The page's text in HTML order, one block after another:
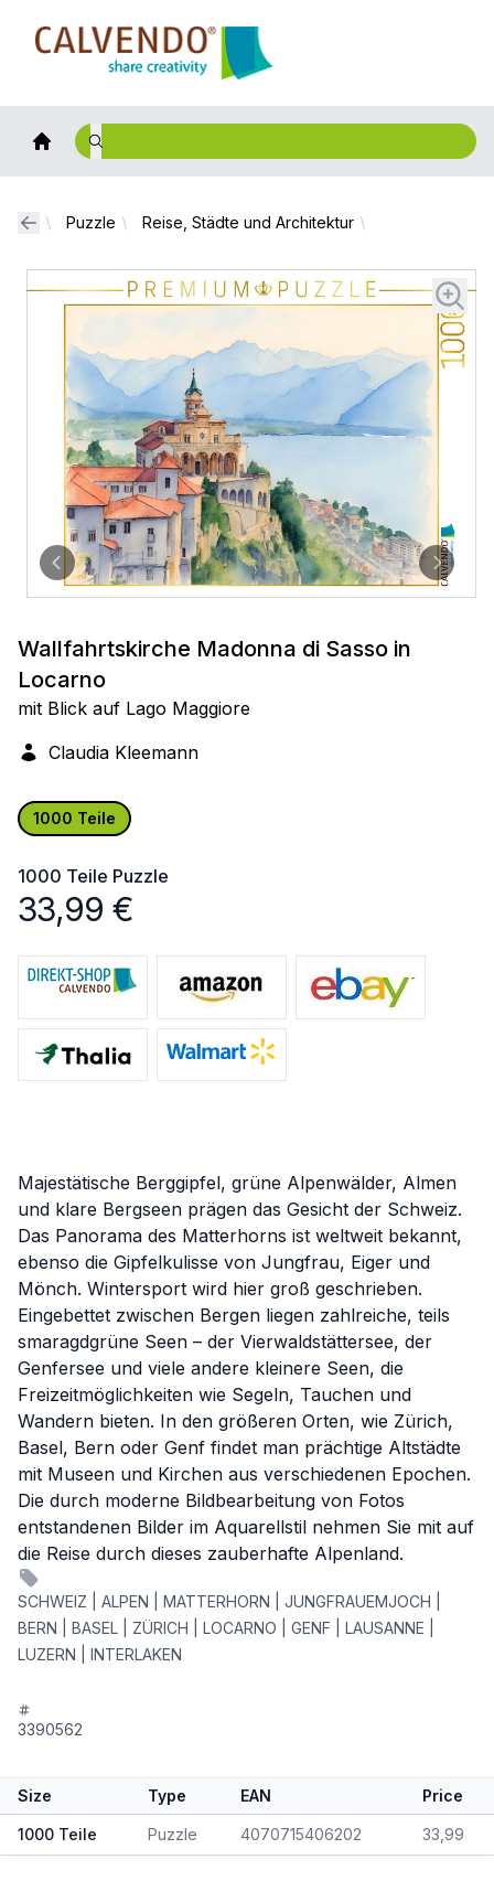
Calvendo
Puzzle Reise, Städte und Architektur
Wallfahrtskirche Madonna di Sasso in
Locarno
mit Blick auf Lago Maggiore
Claudia Kleemann
1000 Teile
1000 Teile Puzzle
33,99 €
Majestätische Berggipfel, grüne Alpenwälder, Almen
und klare Bergseen prägen das Gesicht der Schweiz.
Das Panorama des Matterhorns ist weltweit bekannt,
ebenso die Gipfelkulisse von Jungfrau, Eiger und
Mönch. Wintersport wird hier groß geschrieben.
Eingebettet zwischen Bergen liegen zahlreiche, teils
smaragdgrüne Seen – der Vierwaldstättersee, der
Genfersee und viele andere kleinere Seen, die
Freizeitmöglichkeiten wie Segeln, Tauchen und
Wandern bieten. In den größeren Orten, wie Zürich,
Basel, Bern oder Genf findet man prächtige Altstädte
mit Museen und Kirchen aus verschiedenen Epochen.
Die durch moderne Bildbearbeitung von Fotos
entstandenen Bilder im Aquarellstil nehmen Sie mit auf
die Reise durch dieses zauberhafte Alpenland.
SCHWEIZ | ALPEN | MATTERHORN | JUNGFRAUEMJOCH |
BERN | BASEL | ZÜRICH | LOCARNO | GENF | LAUSANNE |
LUZERN | INTERLAKEN
3390562
Size Type EAN Price
1000 Teile Puzzle 4070715406202 33,99